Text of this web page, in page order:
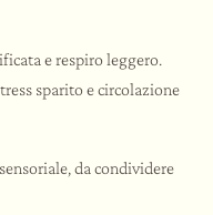
e respiro leggero.
sparito e circolazione
da condividere